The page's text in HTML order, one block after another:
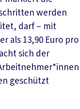
werden
darf – mit
als 13,90 Euro pro
sich der
geschützt